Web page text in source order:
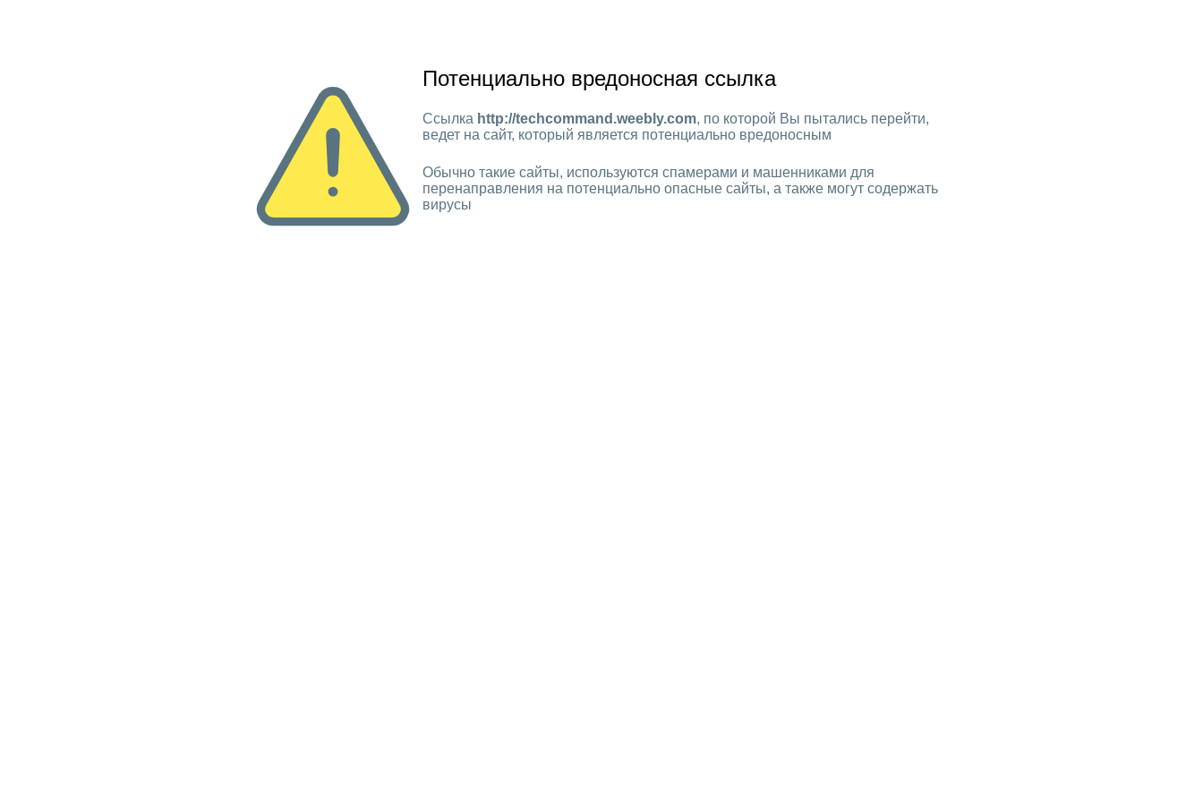
Потенциально вредоносная ссылка
Ссылка http://techcommand.weebly.com, по которой Вы пытались перейти,
ведет на сайт, который является потенциально вредоносным
Обычно такие сайты, используются спамерами и машенниками для
перенаправления на потенциально опасные сайты, а также могут содержать
вирусы